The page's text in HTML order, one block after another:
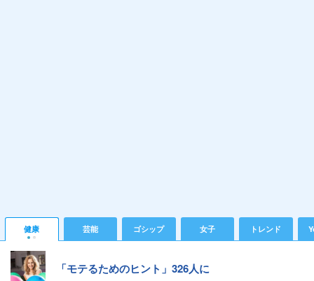
健康 芸能 ゴシップ 女子 トレンド
「モテるためのヒント」326人に